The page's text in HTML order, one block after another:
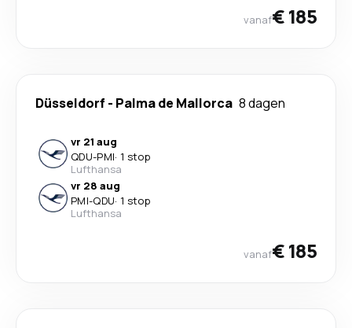
vanaf€ 185
Düsseldorf - Palma de Mallorca 8 dagen
vr 21 aug
QDU-PMI· 1 stop
Lufthansa
vr 28 aug
PMI-QDU· 1 stop
Lufthansa
vanaf€ 185